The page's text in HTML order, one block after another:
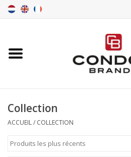
Accueil
Motorsport Merchandise
Collection
ACCUEIL/ COLLECTION